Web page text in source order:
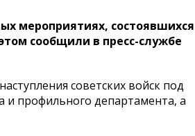
мероприятиях, состоявшихся
сообщили в пресс-службе
советских войск под
и профильного департамента, а